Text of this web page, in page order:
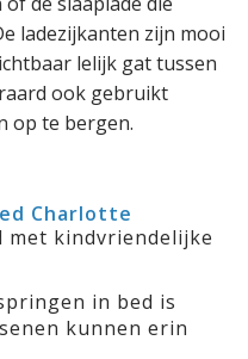
ladezijkanten zijn mooi
lelijk gat tussen
ook gebruikt
op te bergen.
Charlotte
kindvriendelijke
in bed is
kunnen erin